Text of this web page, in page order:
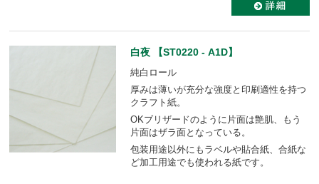
白夜 【ST0220 - A1D】
純白ロール
厚みは薄いが充分な強度と印刷適性を持つ
クラフト紙。
OKブリザードのように片面は艶肌、もう
片面はザラ面となっている。
包装用途以外にもラベルや貼合紙、合紙な
ど加工用途でも使われる紙です。